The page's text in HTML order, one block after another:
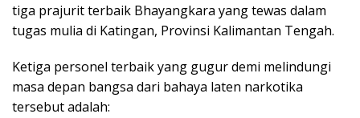
tiga prajurit terbaik Bhayangkara yang tewas dalam
tugas mulia di Katingan, Provinsi Kalimantan Tengah.
Ketiga personel terbaik yang gugur demi melindungi
masa depan bangsa dari bahaya laten narkotika
tersebut adalah: